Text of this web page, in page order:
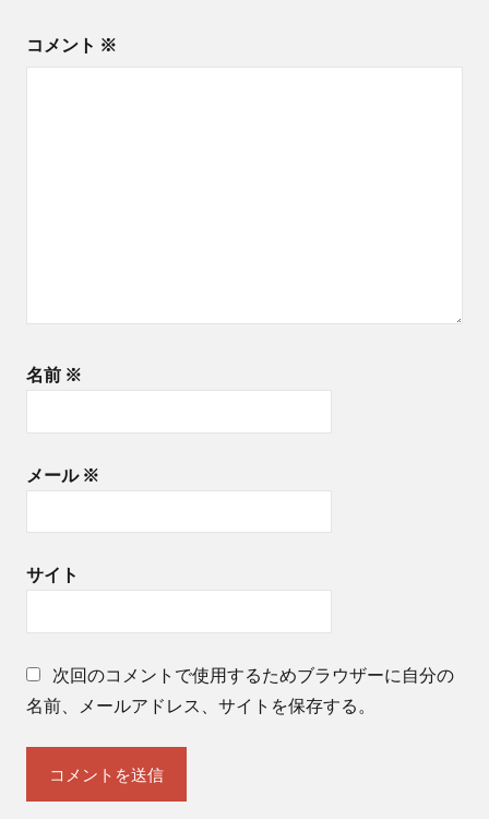
ノ教
＃民
ふく
ん ＃
ウス
横
山
ピ
ア
ノ
ン
コメント ※
名前 ※
メール ※
サイト
次回のコメントで使用するためブラウザーに自分の
名前、メールアドレス、サイトを保存する。